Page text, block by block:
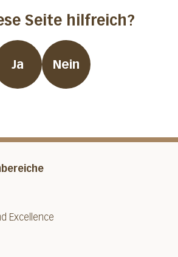
Seite hilfreich?
Ja Nein
Excellence